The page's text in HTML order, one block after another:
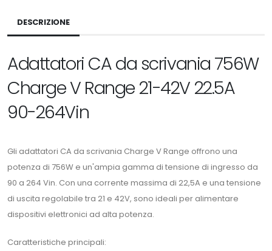
DESCRIZIONE
Adattatori CA da scrivania 756W
Charge V Range 21-42V 22.5A
90-264Vin
Gli adattatori CA da scrivania Charge V Range offrono una
potenza di 756W e un'ampia gamma di tensione di ingresso da
90 a 264 Vin. Con una corrente massima di 22,5A e una tensione
di uscita regolabile tra 21 e 42V, sono ideali per alimentare
dispositivi elettronici ad alta potenza.
Caratteristiche principali: